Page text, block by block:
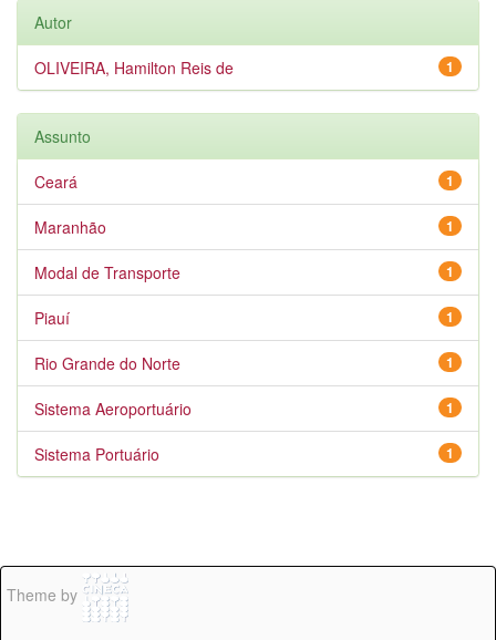
Autor
1
OLIVEIRA, Hamilton Reis de
Assunto
1
Ceará
1
Maranhão
1
Modal de Transporte
1
Piauí
1
Rio Grande do Norte
1
Sistema Aeroportuário
1
Sistema Portuário
Theme by